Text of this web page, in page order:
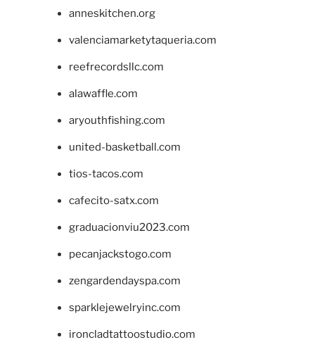
anneskitchen.org
valenciamarketytaqueria.com
reefrecordsllc.com
alawaffle.com
aryouthfishing.com
united-basketball.com
tios-tacos.com
cafecito-satx.com
graduacionviu2023.com
pecanjackstogo.com
zengardendayspa.com
sparklejewelryinc.com
ironcladtattoostudio.com